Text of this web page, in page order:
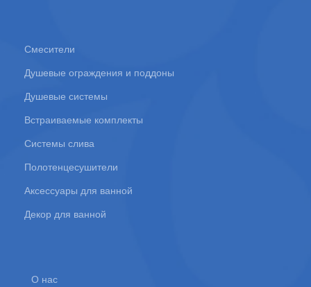
О нас
Смесители
Душевые ограждения и поддоны
Душевые системы
Встраиваемые комплекты
Системы слива
Полотенцесушители
Аксессуары для ванной
Декор для ванной